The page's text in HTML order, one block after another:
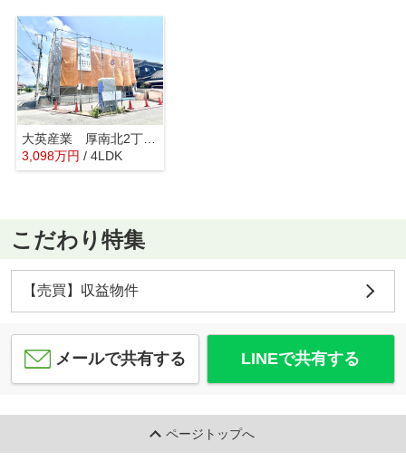
大英産業 厚南北2丁目 新築
3,098万円 / 4LDK
こだわり特集
【売買】収益物件
メールで共有する LINEで共有する
ページトップへ